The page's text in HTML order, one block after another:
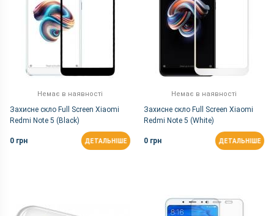
Немає в наявності
Захисне скло Full Screen Xiaomi
Redmi Note 5 (Black)
0 грн ДЕТАЛЬНІШЕ
Немає в наявності
Захисне скло Full Screen Xiaomi
Redmi Note 5 (White)
0 грн ДЕТАЛЬНІШЕ